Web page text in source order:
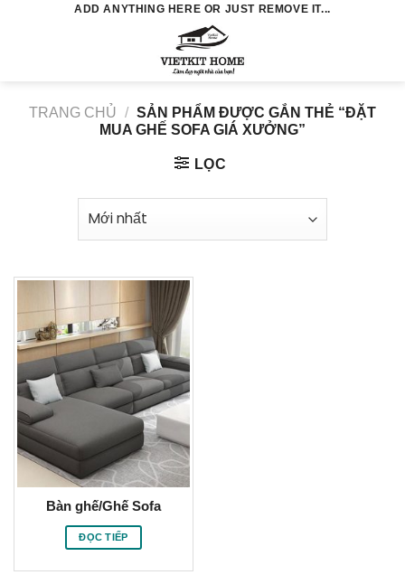
ADD ANYTHING HERE OR JUST REMOVE IT...
TRANG CHỦ / SẢN PHẨM ĐƯỢC GẮN THẺ “ĐẶT
MUA GHẾ SOFA GIÁ XƯỞNG”
LỌC
Bàn ghế/Ghế Sofa
ĐỌC TIẾP